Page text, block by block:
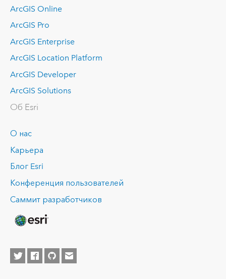
ArcGIS Online
ArcGIS Pro
ArcGIS Enterprise
ArcGIS Location Platform
ArcGIS Developer
ArcGIS Solutions
Об Esri
О нас
Карьера
Блог Esri
Конференция пользователей
Саммит разработчиков